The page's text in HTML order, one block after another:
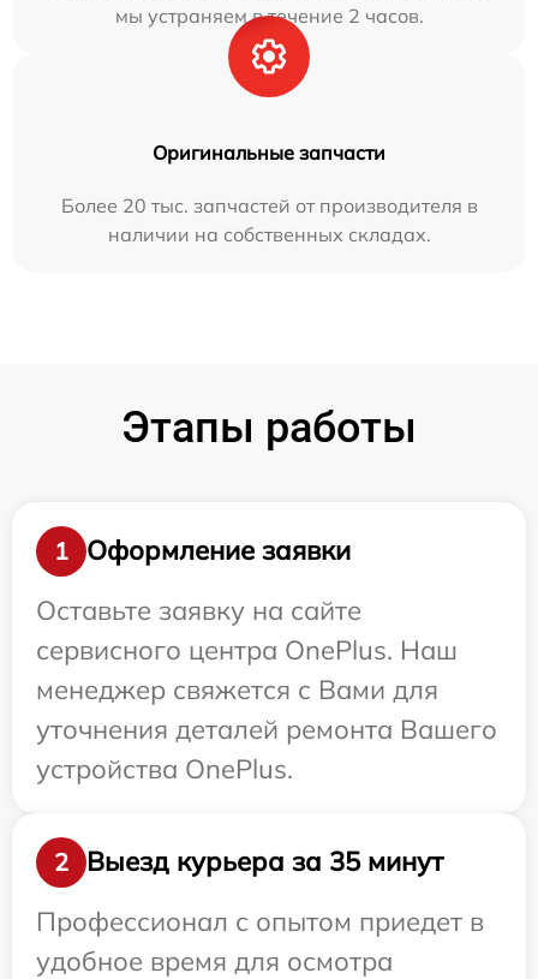
мы устраняем в течение 2 часов.
Оригинальные запчасти
Более 20 тыс. запчастей от производителя в
наличии на собственных складах.
Этапы работы
1
Оформление заявки
Оставьте заявку на сайте
сервисного центра OnePlus. Наш
менеджер свяжется с Вами для
уточнения деталей ремонта Вашего
устройства OnePlus.
2
Выезд курьера за 35 минут
Профессионал с опытом приедет в
удобное время для осмотра